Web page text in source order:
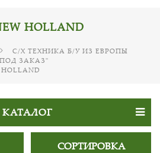
HOLLAND
С/Х ТЕХНИКА Б/У ИЗ ЕВРОПЫ
ЗАКАЗ"
КАТАЛОГ
СОРТИРОВКА